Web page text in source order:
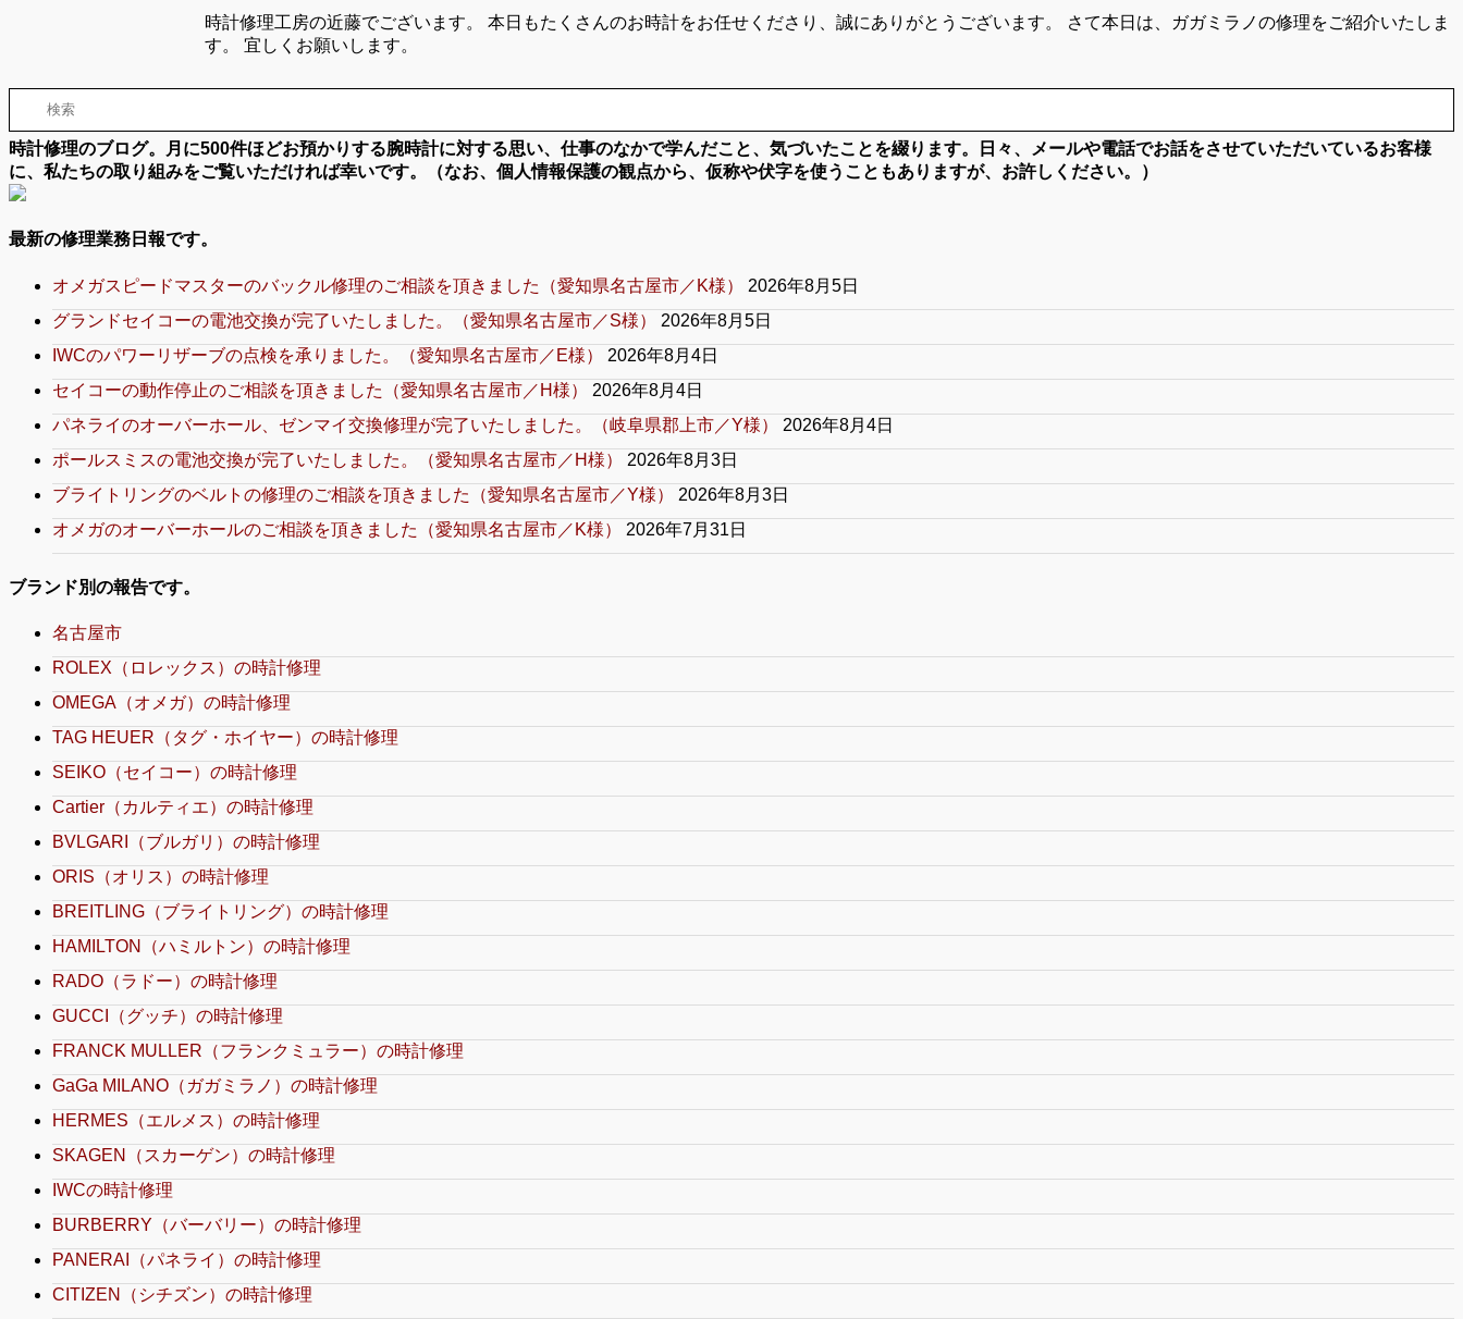
時計修理工房の近藤でございます。 本日もたくさんのお時計をお任せくださり、誠にありがとうございます。 さて本日は、ガガミラノの修理をご紹介いたしま
す。 宜しくお願いします。
時計修理のブログ。月に500件ほどお預かりする腕時計に対する思い、仕事のなかで学んだこと、気づいたことを綴ります。日々、メールや電話でお話をさせていただいているお客様
に、私たちの取り組みをご覧いただければ幸いです。（なお、個人情報保護の観点から、仮称や伏字を使うこともありますが、お許しください。）
最新の修理業務日報です。
オメガスピードマスターのバックル修理のご相談を頂きました（愛知県名古屋市／K様）
2026年8月5日
グランドセイコーの電池交換が完了いたしました。（愛知県名古屋市／S様）
2026年8月5日
IWCのパワーリザーブの点検を承りました。（愛知県名古屋市／E様）
2026年8月4日
セイコーの動作停止のご相談を頂きました（愛知県名古屋市／H様）
2026年8月4日
パネライのオーバーホール、ゼンマイ交換修理が完了いたしました。（岐阜県郡上市／Y様）
2026年8月4日
ポールスミスの電池交換が完了いたしました。（愛知県名古屋市／H様）
2026年8月3日
ブライトリングのベルトの修理のご相談を頂きました（愛知県名古屋市／Y様）
2026年8月3日
オメガのオーバーホールのご相談を頂きました（愛知県名古屋市／K様）
2026年7月31日
ブランド別の報告です。
名古屋市
ROLEX（ロレックス）の時計修理
OMEGA（オメガ）の時計修理
TAG HEUER（タグ・ホイヤー）の時計修理
SEIKO（セイコー）の時計修理
Cartier（カルティエ）の時計修理
BVLGARI（ブルガリ）の時計修理
ORIS（オリス）の時計修理
BREITLING（ブライトリング）の時計修理
HAMILTON（ハミルトン）の時計修理
RADO（ラドー）の時計修理
GUCCI（グッチ）の時計修理
FRANCK MULLER（フランクミュラー）の時計修理
GaGa MILANO（ガガミラノ）の時計修理
HERMES（エルメス）の時計修理
SKAGEN（スカーゲン）の時計修理
IWCの時計修理
BURBERRY（バーバリー）の時計修理
PANERAI（パネライ）の時計修理
CITIZEN（シチズン）の時計修理